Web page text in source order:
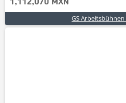
1,112,070 MXN
GS